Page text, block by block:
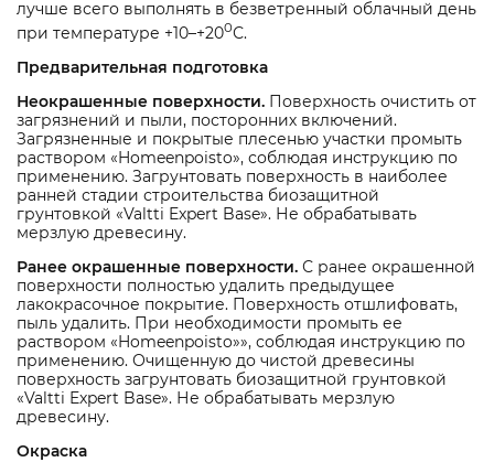
лучше всего выполнять в безветренный облачный день
при температуре +10–+200С.
Предварительная подготовка
Неокрашенные поверхности. Поверхность очистить от
загрязнений и пыли, посторонних включений.
Загрязненные и покрытые плесенью участки промыть
раствором «Homeenpoisto», соблюдая инструкцию по
применению. Загрунтовать поверхность в наиболее
ранней стадии строительства биозащитной
грунтовкой «Valtti Expert Base». Не обрабатывать
мерзлую древесину.
Ранее окрашенные поверхности. С ранее окрашенной
поверхности полностью удалить предыдущее
лакокрасочное покрытие. Поверхность отшлифовать,
пыль удалить. При необходимости промыть ее
раствором «Homeenpoisto»», соблюдая инструкцию по
применению. Очищенную до чистой древесины
поверхность загрунтовать биозащитной грунтовкой
«Valtti Expert Base». Не обрабатывать мерзлую
древесину.
Окраска